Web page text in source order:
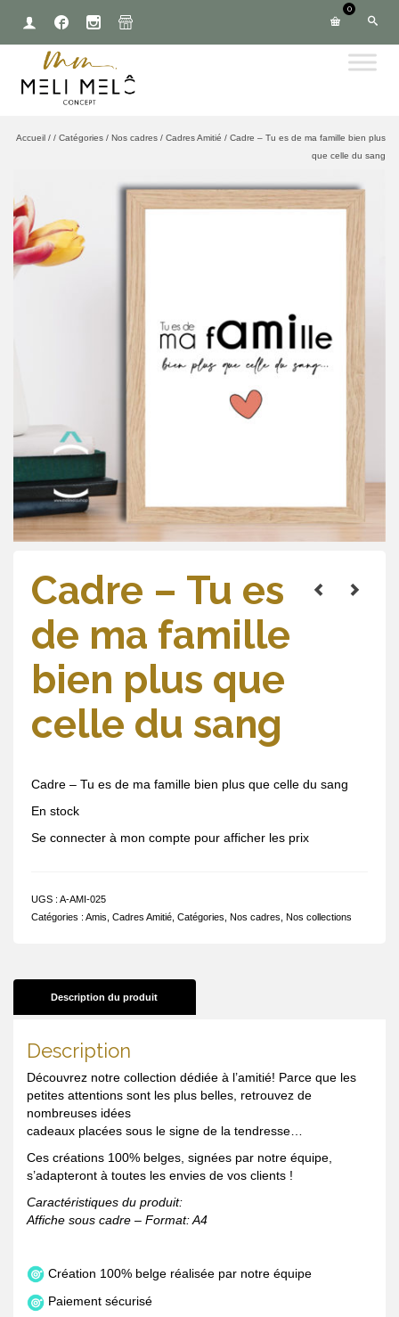
0
Accueil / / Catégories / Nos cadres / Cadres Amitié / Cadre – Tu es de ma famille bien plus
que celle du sang
Cadre – Tu es
de ma famille
bien plus que
celle du sang
Cadre – Tu es de ma famille bien plus que celle du sang
En stock
Se connecter à mon compte pour afficher les prix
UGS : A-AMI-025
Catégories : Amis Cadres Amitié Catégories Nos cadres Nos collections
Description du produit
Description
Découvrez notre collection dédiée à l’amitié! Parce que les
petites attentions sont les plus belles, retrouvez de
nombreuses idées
cadeaux placées sous le signe de la tendresse…
Ces créations 100% belges, signées par notre équipe,
s’adapteront à toutes les envies de vos clients !
Caractéristiques du produit:
Affiche sous cadre – Format: A4
Création 100% belge réalisée par notre équipe
Paiement sécurisé